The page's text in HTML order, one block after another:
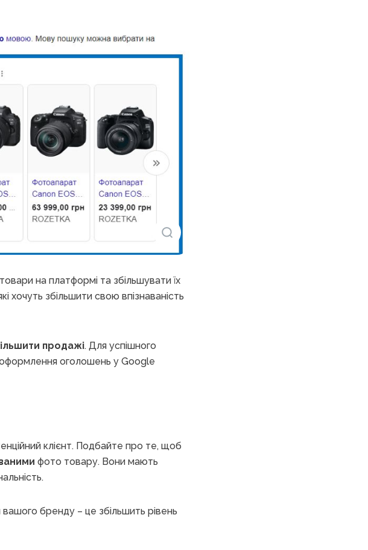
на платформі та збільшувати їх
хочуть збільшити свою впізнаваність
продажі. Для успішного
оформлення оголошень у Google
клієнт. Подбайте про те, щоб
фото товару. Вони мають
вашого бренду – це збільшить рівень